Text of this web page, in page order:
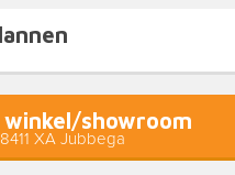
winkel/showroom
XA Jubbega